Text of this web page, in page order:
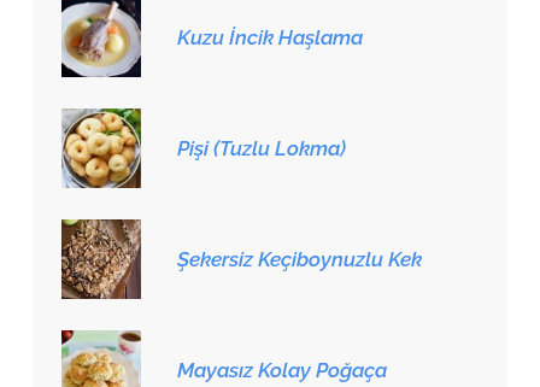
Kuzu İncik Haşlama
Pişi (Tuzlu Lokma)
Şekersiz Keçiboynuzlu Kek
Mayasız Kolay Poğaça